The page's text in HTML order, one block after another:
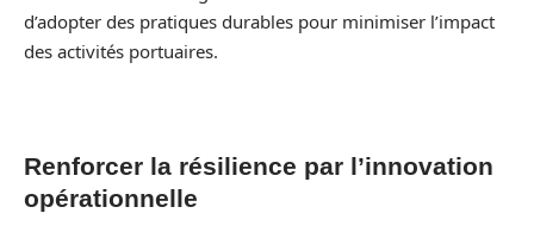
d’adopter des pratiques durables pour minimiser l’impact
des activités portuaires.
Renforcer la résilience par l’innovation
opérationnelle